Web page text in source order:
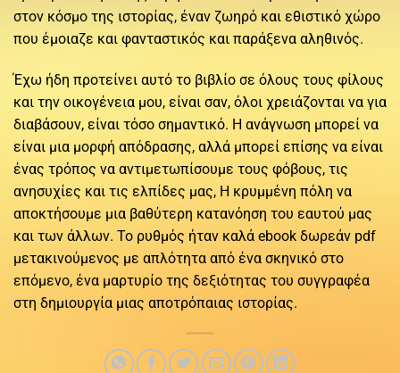
στον κόσμο της ιστορίας, έναν ζωηρό και εθιστικό χώρο
που έμοιαζε και φανταστικός και παράξενα αληθινός.
Έχω ήδη προτείνει αυτό το βιβλίο σε όλους τους φίλους
και την οικογένεια μου, είναι σαν, όλοι χρειάζονται να για
διαβάσουν, είναι τόσο σημαντικό. Η ανάγνωση μπορεί να
είναι μια μορφή απόδρασης, αλλά μπορεί επίσης να είναι
ένας τρόπος να αντιμετωπίσουμε τους φόβους, τις
ανησυχίες και τις ελπίδες μας, Η κρυμμένη πόλη να
αποκτήσουμε μια βαθύτερη κατανόηση του εαυτού μας
και των άλλων. Το ρυθμός ήταν καλά ebook δωρεάν pdf
μετακινούμενος με απλότητα από ένα σκηνικό στο
επόμενο, ένα μαρτυρίο της δεξιότητας του συγγραφέα
στη δημιουργία μιας αποτρόπαιας ιστορίας.